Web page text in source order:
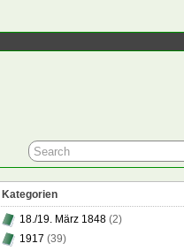
Kategorien
18./19. März 1848 (2)
1917 (39)